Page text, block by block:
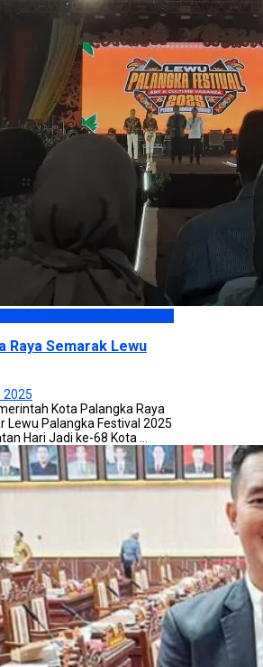
Raya Semarak Lewu
2025
Kota Palangka Raya
Lewu Palangka Festival 2025
Hari Jadi ke-68 Kota ...